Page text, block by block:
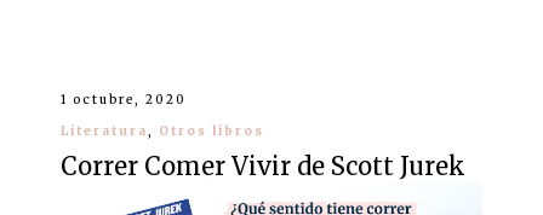
1 octubre, 2020
Literatura, Otros libros
Correr Comer Vivir de Scott Jurek